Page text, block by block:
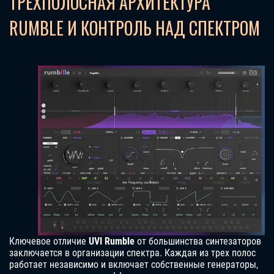
RUMBLE И КОНТРОЛЬ НАД СПЕКТРОМ
Ключевое отличие UVI Rumble от большинства синтезаторов
заключается в организации спектра. Каждая из трех полос
работает независимо и включает собственные генераторы,